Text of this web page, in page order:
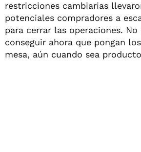
restricciones cambiarias
potenciales compradores a
para cerrar las operaciones.
conseguir ahora que pongan
mesa, aún cuando sea